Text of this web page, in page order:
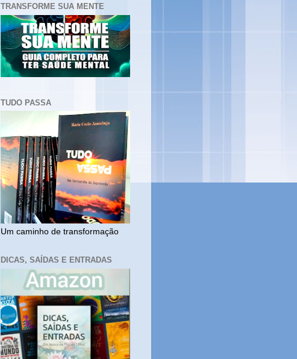
TRANSFORME SUA MENTE
TUDO PASSA
Um caminho de transformação
DICAS, SAÍDAS E ENTRADAS